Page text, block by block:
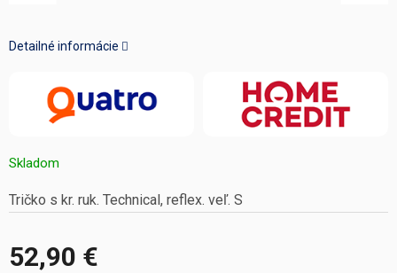
52,90 €
Skladom
Tričko s kr. ruk. Technical, reflex. veľ. S
Detailné informácie